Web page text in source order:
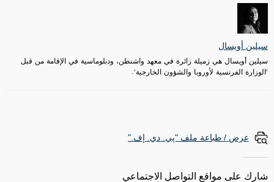
سيلين أويسال
سيلين أويسال هي زميلة زائرة في معهد واشنطن، ودبلوماسية في الإقامة من قبل
"الوزارة الفرنسية لأوروبا والشؤون الخارجية".
عرض / طباعة ملف "پي. دي. إف."
شارك على مواقع التواصل الاجتماعي